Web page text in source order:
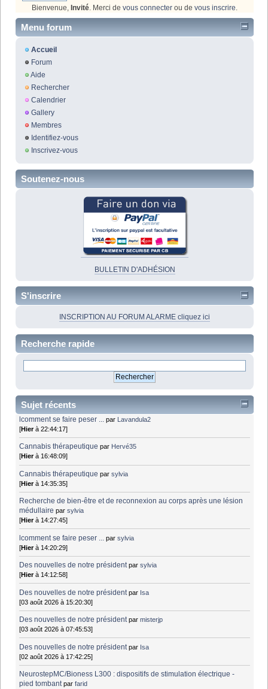
Bienvenue, Invité. Merci de vous connecter ou de vous inscrire.
Menu forum
Accueil
Forum
Aide
Rechercher
Calendrier
Gallery
Membres
Identifiez-vous
Inscrivez-vous
Soutenez-nous
BULLETIN D'ADHÉSION
S'inscrire
INSCRIPTION AU FORUM ALARME cliquez ici
Recherche rapide
Sujet récents
lcomment se faire peser ... par Lavandula2
[Hierà 22:44:17]
Cannabis thérapeutique par Hervé35
[Hierà 16:48:09]
Cannabis thérapeutique parsylvia
[Hierà 14:35:35]
Recherche de bien-être et de reconnexion au corps après une lésion
médullaire parsylvia
[Hierà 14:27:45]
lcomment se faire peser ... parsylvia
[Hierà 14:20:29]
Des nouvelles de notre président parsylvia
[Hierà 14:12:58]
Des nouvelles de notre président par Isa
[03 août 2026 à 15:20:30]
Des nouvelles de notre président parmisterjp
[03 août 2026 à 07:45:53]
Des nouvelles de notre président par Isa
[02 août 2026 à 17:42:25]
NeurostepMC/Bioness L300 : dispositifs de stimulation électrique -
pied tombant parfarid